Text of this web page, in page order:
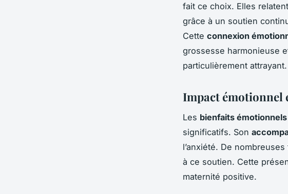
fait ce choix. Elles
grâce à un soutien
Cette connexion
grossesse harmonieuse
particulièrement attrayant.
Impact émotionnel
Les bienfaits émotionnels
significatifs. Son
l’anxiété. De
à ce soutien. Cette
maternité positive.